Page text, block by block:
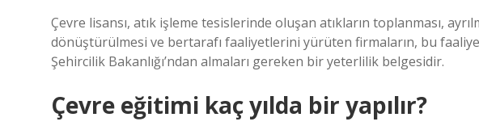
Çevre lisansı, atık işleme tesislerinde oluşan atıkların toplanması,
dönüştürülmesi ve bertarafı faaliyetlerini yürüten firmaların, bu
Şehircilik Bakanlığı’ndan almaları gereken bir yeterlilik belgesidir.
Çevre eğitimi kaç yılda bir yapılır?